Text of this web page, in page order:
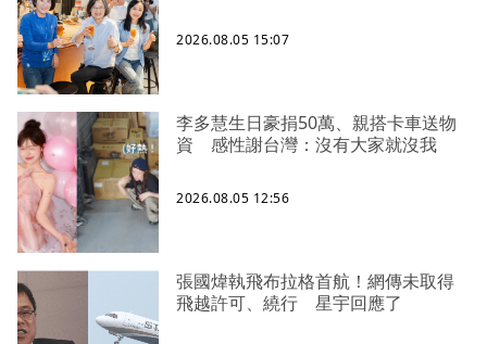
2026.08.05 15:07
李多慧生日豪捐50萬、親搭卡車送物
資 感性謝台灣：沒有大家就沒我
2026.08.05 12:56
張國煒執飛布拉格首航！網傳未取得
飛越許可、繞行 星宇回應了